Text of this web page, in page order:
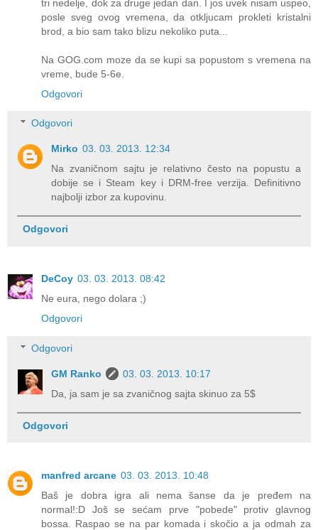
tri nedelje, dok za druge jedan dan. I jos uvek nisam uspeo,
posle sveg ovog vremena, da otkljucam prokleti kristalni
brod, a bio sam tako blizu nekoliko puta...
Na GOG.com moze da se kupi sa popustom s vremena na
vreme, bude 5-6e.
Odgovori
Odgovori
Mirko 03. 03. 2013. 12:34
Na zvaničnom sajtu je relativno često na popustu a
dobije se i Steam key i DRM-free verzija. Definitivno
najbolji izbor za kupovinu.
Odgovori
DeCoy 03. 03. 2013. 08:42
Ne eura, nego dolara ;)
Odgovori
Odgovori
GM Ranko
03. 03. 2013. 10:17
Da, ja sam je sa zvaničnog sajta skinuo za 5$
Odgovori
manfred arcane 03. 03. 2013. 10:48
Baš je dobra igra ali nema šanse da je pređem na
normal!:D Još se sećam prve "pobede" protiv glavnog
bossa. Raspao se na par komada i skočio a ja odmah za